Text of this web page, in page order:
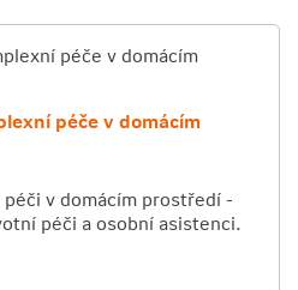
péče v domácím
v domácím prostředí -
péči a osobní asistenci.